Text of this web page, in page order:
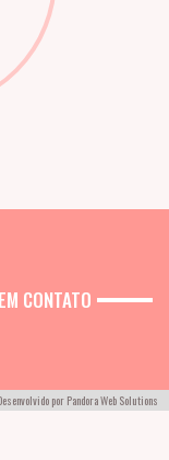
CONTATO
por Pandora Web Solutions